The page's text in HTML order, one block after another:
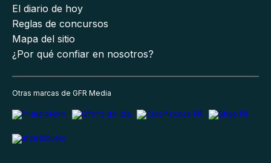
El diario de hoy
Reglas de concursos
Mapa del sitio
¿Por qué confiar en nosotros?
Otras marcas de GFR Media